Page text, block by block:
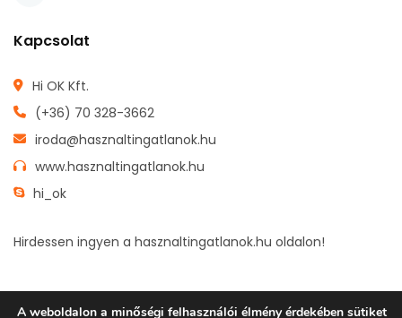
Kapcsolat
Hi OK Kft.
(+36) 70 328-3662
iroda@hasznaltingatlanok.hu
www.hasznaltingatlanok.hu
hi_ok
Hirdessen ingyen a hasznaltingatlanok.hu oldalon!
A weboldalon a minőségi felhasználói élmény érdekében sütiket